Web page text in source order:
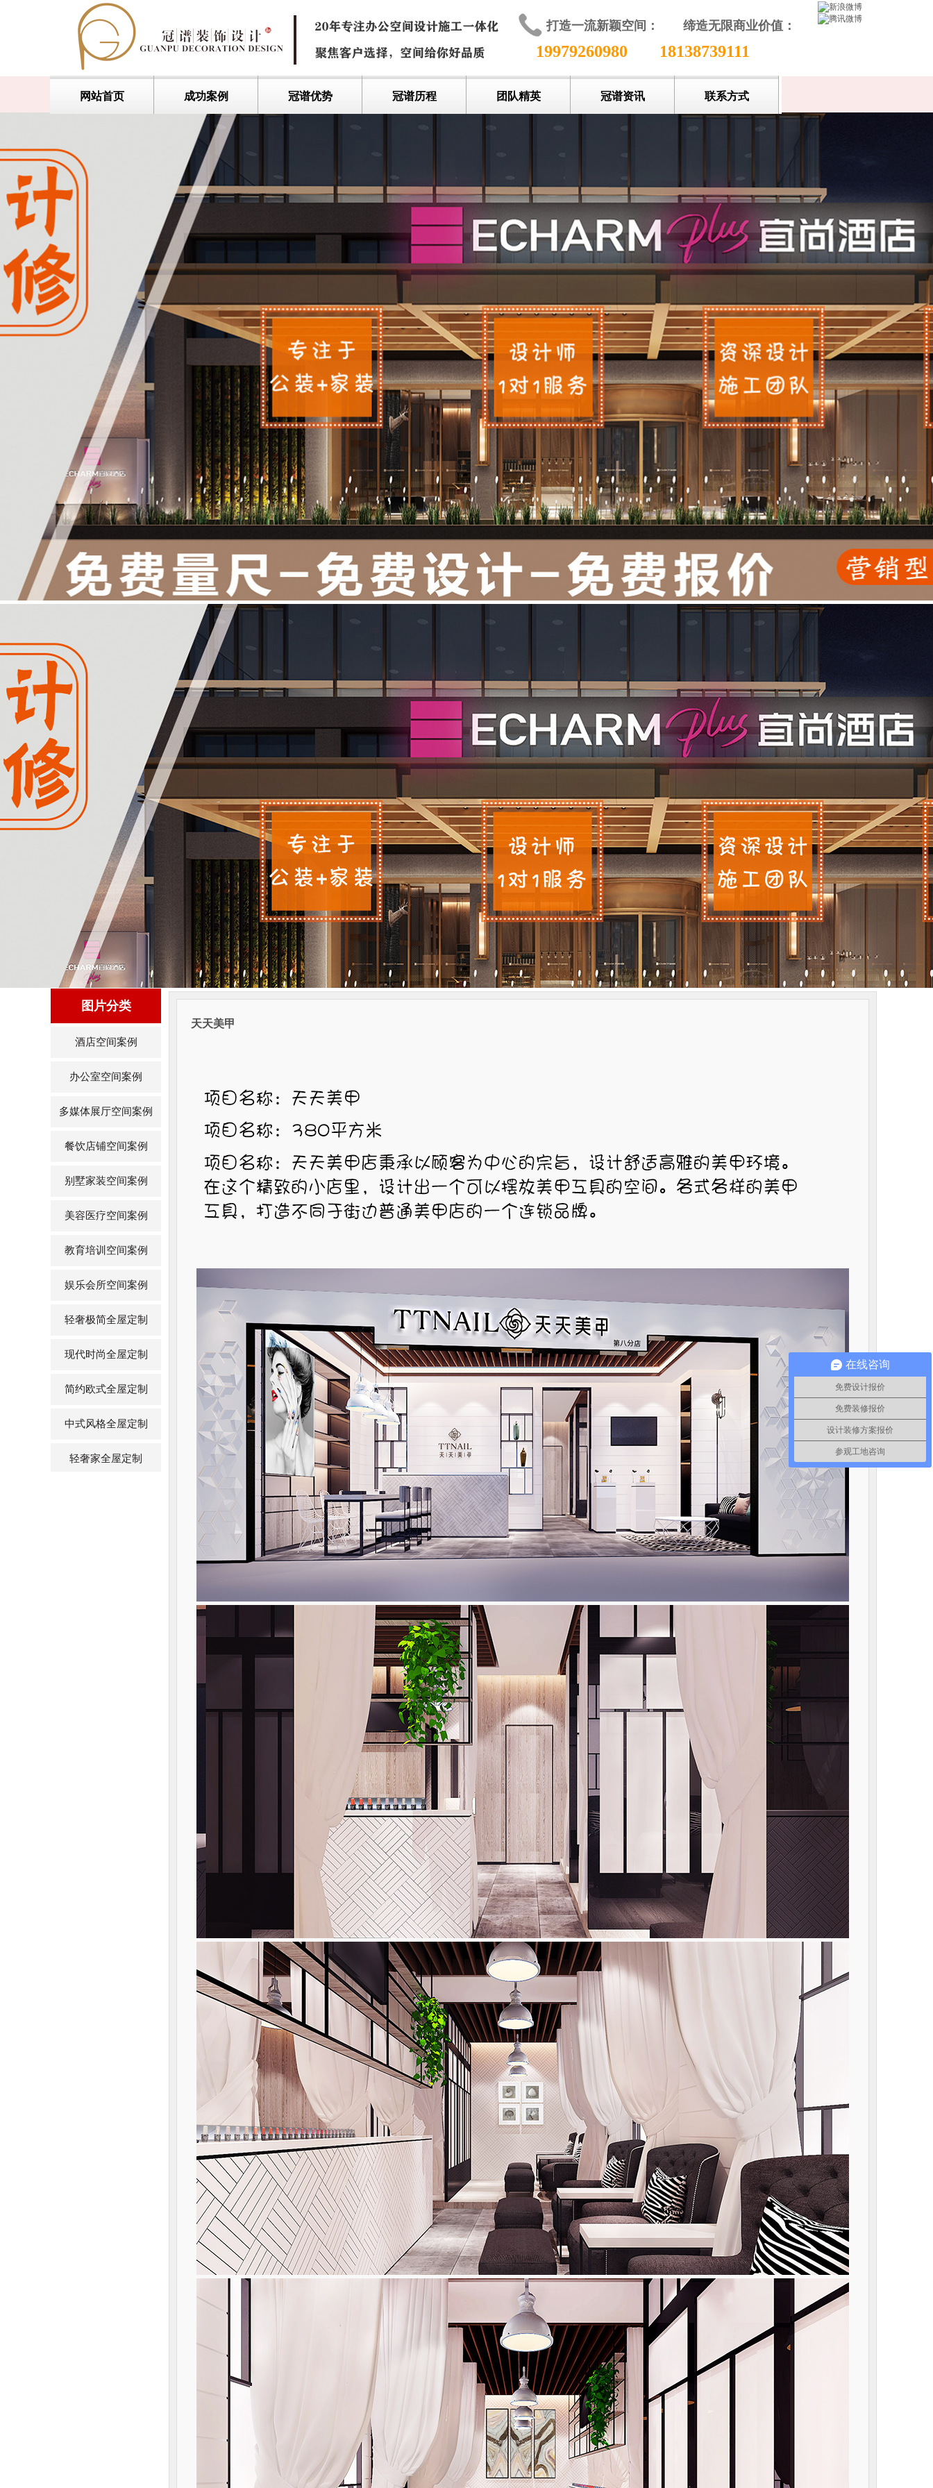
打造一流新颖空间： 缔造无限商业价值 ：
19979260980 18138739111
网站首页 成功案例 冠谱优势 冠谱历程 团队精英 冠谱资讯 联系方式
天天美甲
图片分类
酒店空间案例
办公室空间案例
多媒体展厅空间案例
餐饮店铺空间案例
别墅家装空间案例
美容医疗空间案例
教育培训空间案例
娱乐会所空间案例
轻奢极简全屋定制
现代时尚全屋定制
简约欧式全屋定制
中式风格全屋定制
轻奢家全屋定制
在线咨询
免费设计报价
免费装修报价
设计装修方案报价
参观工地咨询